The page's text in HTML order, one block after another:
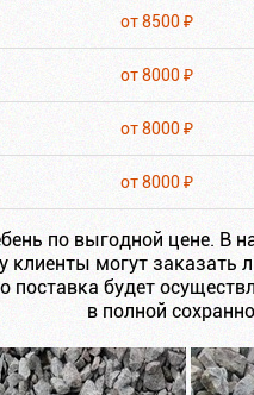
от 8500 ₽
от 8000 ₽
от 8000 ₽
от 8000 ₽
по выгодной цене.
клиенты могут
будет
в полной